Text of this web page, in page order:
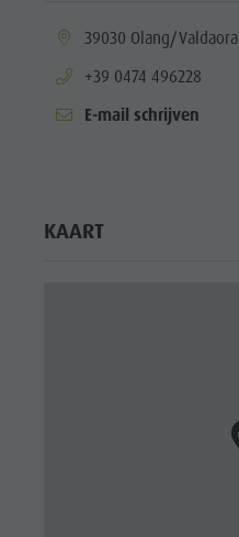
aria.location:
39030 Olang/Valdaora
aria.phone:
+39 0474 496228
E-mail schrijven
KAART